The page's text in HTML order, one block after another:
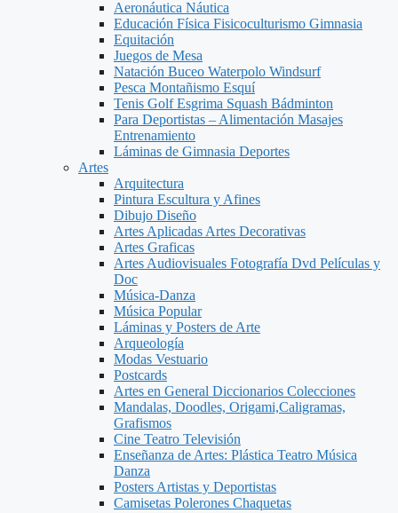
Aeronáutica Náutica
Educación Física Fisicoculturismo Gimnasia
Equitación
Juegos de Mesa
Natación Buceo Waterpolo Windsurf
Pesca Montañismo Esquí
Tenis Golf Esgrima Squash Bádminton
Para Deportistas – Alimentación Masajes
Entrenamiento
Láminas de Gimnasia Deportes
Artes
Arquitectura
Pintura Escultura y Afines
Dibujo Diseño
Artes Aplicadas Artes Decorativas
Artes Graficas
Artes Audiovisuales Fotografía Dvd Películas y
Doc
Música-Danza
Música Popular
Láminas y Posters de Arte
Arqueología
Modas Vestuario
Postcards
Artes en General Diccionarios Colecciones
Mandalas, Doodles, Origami,Caligramas,
Grafismos
Cine Teatro Televisión
Enseñanza de Artes: Plástica Teatro Música
Danza
Posters Artistas y Deportistas
Camisetas Polerones Chaquetas